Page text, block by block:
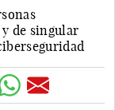
y de singular